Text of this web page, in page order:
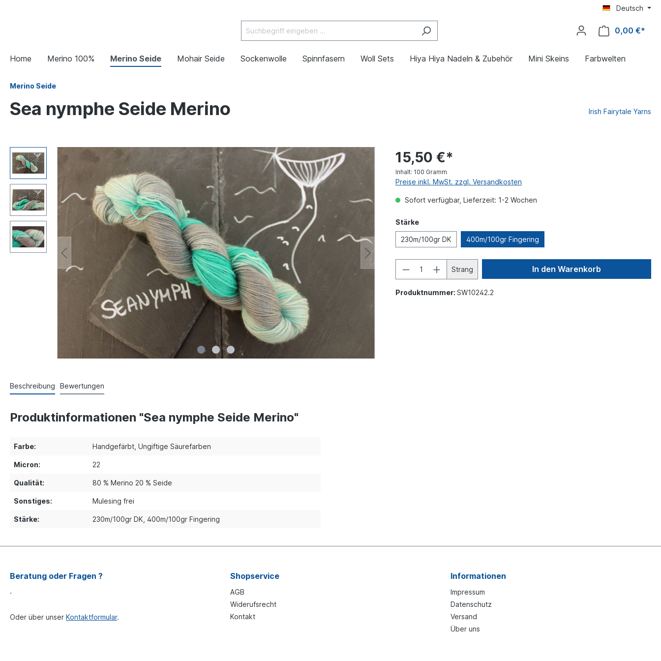
Deutsch
0,00 €*
Home Merino 100% Merino Seide Mohair Seide Sockenwolle Spinnfasern Woll Sets Hiya Hiya Nadeln & Zubehör Mini Skeins Farbwelten
Merino Seide
Sea nymphe Seide Merino Irish Fairytale Yarns
15,50 €*
Inhalt: 100 Gramm
Preise inkl. MwSt. zzgl. Versandkosten
Sofort verfügbar, Lieferzeit: 1-2 Wochen
Stärke
230m/100gr DK 400m/100gr Fingering
Strang In den Warenkorb
Produktnummer: SW10242.2
Beschreibung Bewertungen
Produktinformationen "Sea nymphe Seide Merino"
Farbe: Handgefärbt , Ungiftige Säurefarben
Micron: 22
Qualität: 80 % Merino 20 % Seide
Sonstiges: Mulesing frei
Stärke: 230m/100gr DK , 400m/100gr Fingering
Beratung oder Fragen ?
.
Oder über unser Kontaktformular.
Shopservice
AGB
Widerufsrecht
Kontakt
Informationen
Impressum
Datenschutz
Versand
Über uns